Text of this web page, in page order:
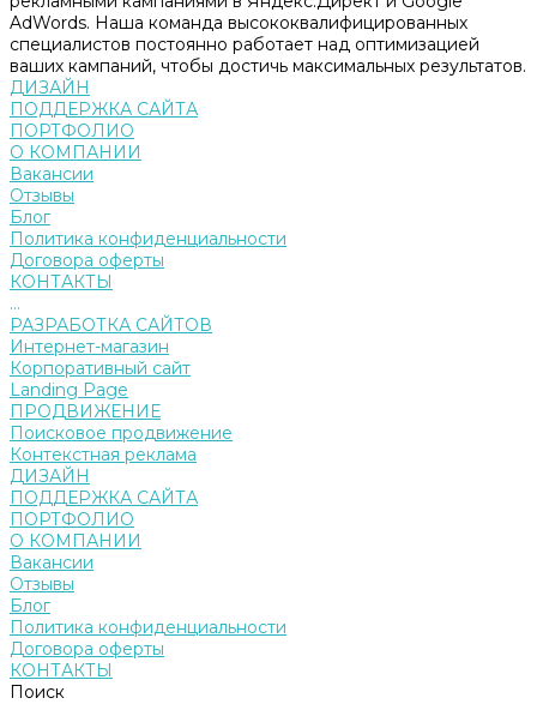
AdWords. Наша команда высококвалифицированных
специалистов постоянно работает над оптимизацией
ваших кампаний, чтобы достичь максимальных результатов.
ДИЗАЙН
ПОДДЕРЖКА САЙТА
ПОРТФОЛИО
О КОМПАНИИ
Вакансии
Отзывы
Блог
Политика конфиденциальности
Договора оферты
КОНТАКТЫ
...
РАЗРАБОТКА САЙТОВ
Интернет-магазин
Корпоративный сайт
Landing Page
ПРОДВИЖЕНИЕ
Поисковое продвижение
Контекстная реклама
ДИЗАЙН
ПОДДЕРЖКА САЙТА
ПОРТФОЛИО
О КОМПАНИИ
Вакансии
Отзывы
Блог
Политика конфиденциальности
Договора оферты
КОНТАКТЫ
Поиск